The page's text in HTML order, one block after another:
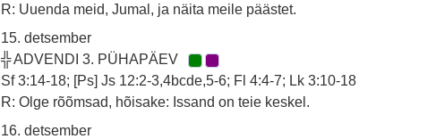
R: Uuenda meid, Jumal, ja näita meile päästet.
15. detsember
╬ ADVENDI 3. PÜHAPÄEV
Sf 3:14-18; [Ps] Js 12:2-3,4bcde,5-6; Fl 4:4-7; Lk 3:10-18
R: Olge rõõmsad, hõisake: Issand on teie keskel.
16. detsember